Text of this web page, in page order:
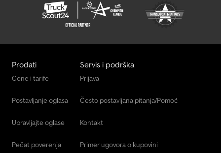
Prodati
Cene i tarife
Postavljanje oglasa
Upravljajte oglase
Pečat poverenja
Servis i podrška
Prijava
Često postavljana pitanja/Pomoć
Kontakt
Primer ugovora o kupovini